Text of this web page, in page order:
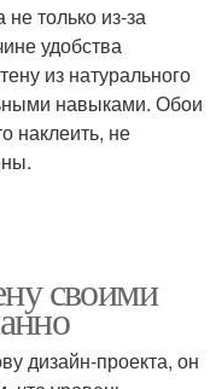
только из-за
удобства
из натурального
навыками. Обои
наклеить, не
своими
дизайн-проекта, он